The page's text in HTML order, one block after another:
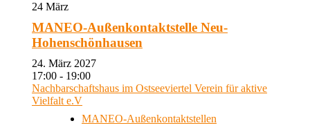
24 März
MANEO-Außenkontaktstelle Neu-
Hohenschönhausen
24. März 2027
17:00 - 19:00
Nachbarschaftshaus im Ostseeviertel Verein für aktive
Vielfalt e.V
MANEO-Außenkontaktstellen